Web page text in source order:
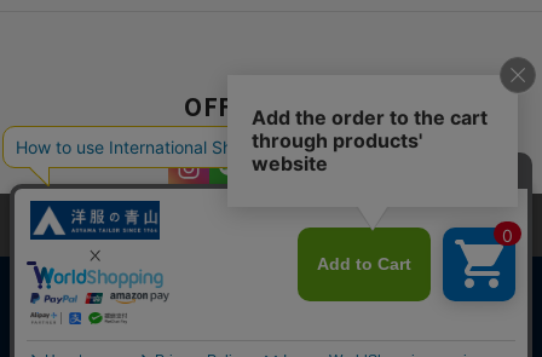
OFFICIAL SNS
当サイトでは、快適な閲覧体験とコンテンツ改善のためにCookieを使用
しています。閲覧を続けることで、Cookieの使用に同意したものとみな
します。詳細については